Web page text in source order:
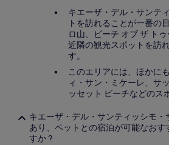
キエーザ・デル・サンテ
トを訪れることが一番の
ロ山、ビーチ オブ ザ ト
近隣の観光スポットを訪
す。
このエリアには、ほかに
ィ・サン・ミケーレ、サ
ッセット ビーチなどのス
キエーザ・デル・サンティッシモ・
あり、ペットとの宿泊が可能なお
すか ?